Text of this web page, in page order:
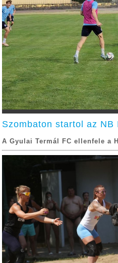
Szombaton startol az
A Gyulai Termál FC ellenfele a